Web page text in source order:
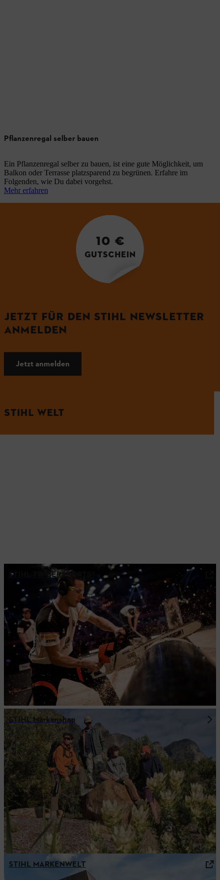
Pflanzenregal selber bauen
Ein Pflanzenregal selber zu bauen, ist eine gute Möglichkeit, um
Balkon oder Terrasse platzsparend zu begrünen. Erfahre im
Folgenden, wie Du dabei vorgehst.
Mehr erfahren
10 €
GUTSCHEIN
JETZT FÜR DEN STIHL NEWSLETTER
ANMELDEN
Jetzt anmelden
STIHL WELT
STIHL TIMBERSPORTS®
STIHL Markenshop
STIHL MARKENWELT